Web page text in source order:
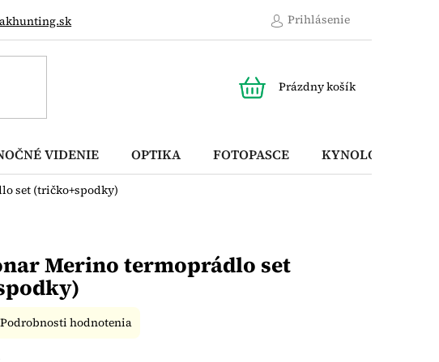
Prihlásenie
KOŠÍK
Prázdny košík
VIDENIE OPTIKA FOTOPASCE KYNOLOGICKÉ
set (tričko+spodky)
Merino termoprádlo set
Podrobnosti hodnotenia